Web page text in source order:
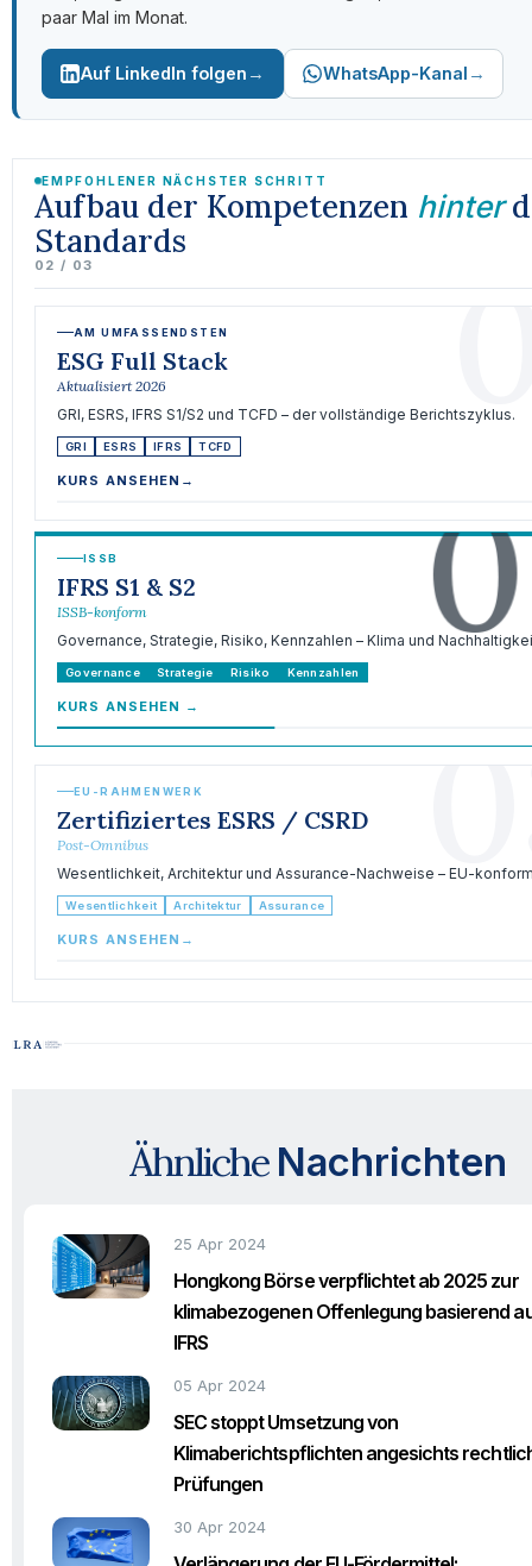
paar Mal im Monat.
Auf LinkedIn folgen → WhatsApp-Kanal →
EMPFOHLENER NÄCHSTER SCHRITT
Aufbau der Kompetenzen hinter
Standards
02 / 03
AM UMFASSENDSTEN
ESG Full Stack
Aktualisiert 2026
GRI, ESRS, IFRS S1/S2 und TCFD – der vollständige Berichtszyklus.
GRI ESRS IFRS TCFD
KURS ANSEHEN →
ISSB
IFRS S1 & S2
ISSB-konform
Governance, Strategie, Risiko, Kennzahlen – Klima und
Governance Strategie Risiko Kennzahlen
KURS ANSEHEN →
EU-RAHMENWERK
Zertifiziertes ESRS / CSRD
Post-Omnibus
Wesentlichkeit, Architektur und Assurance-Nachweise – EU-
Wesentlichkeit Architektur Assurance
KURS ANSEHEN →
Ähnliche Nachrichten
25 Apr 2024
Hongkong Börse verpflichtet ab 2025 zur
klimabezogenen Offenlegung basierend
IFRS
05 Apr 2024
SEC stoppt Umsetzung von
Klimaberichtspflichten angesichts
Prüfungen
30 Apr 2024